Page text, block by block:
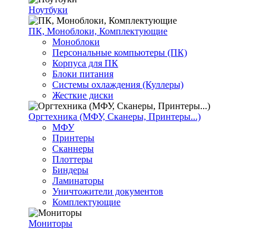
Ноутбуки
ПК, Моноблоки, Комплектующие
Моноблоки
Персональные компьютеры (ПК)
Корпуса для ПК
Блоки питания
Системы охлаждения (Куллеры)
Жесткие диски
Оргтехника (МФУ, Сканеры, Принтеры...)
МФУ
Принтеры
Сканнеры
Плоттеры
Биндеры
Ламинаторы
Уничтожители документов
Комплектующие
Мониторы